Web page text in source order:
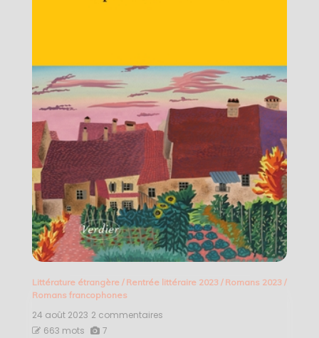
Littérature étrangère/ Rentrée littéraire 2023/ Romans 2023/
Romans francophones
24 août 2023 2 commentaires
663 mots 7